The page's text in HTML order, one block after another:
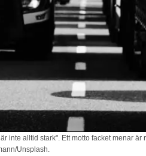
inte alltid stark". Ett motto facket menar är
Unsplash.